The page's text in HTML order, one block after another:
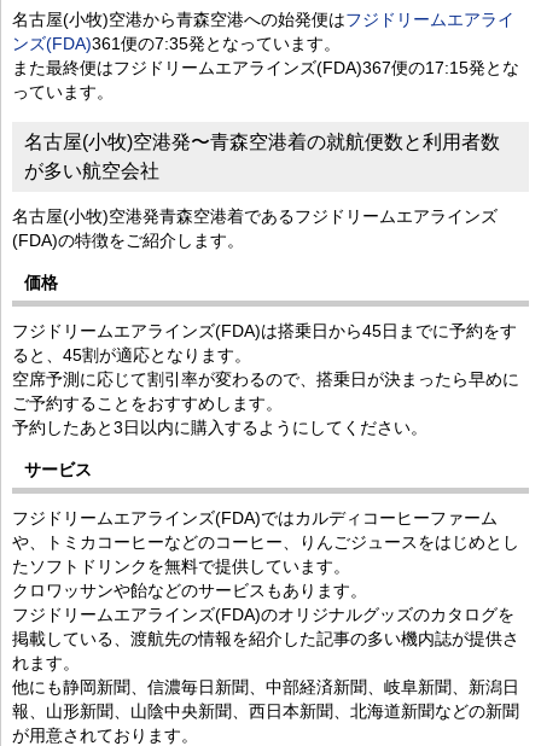
名古屋(小牧)空港から青森空港への始発便はフジドリームエアライ
ンズ(FDA)361便の7:35発となっています。
また最終便はフジドリームエアラインズ(FDA)367便の17:15発とな
っています。
名古屋(小牧)空港発〜青森空港着の就航便数と利用者数
が多い航空会社
名古屋(小牧)空港発青森空港着であるフジドリームエアラインズ
(FDA)の特徴をご紹介します。
価格
フジドリームエアラインズ(FDA)は搭乗日から45日までに予約をす
ると、45割が適応となります。
空席予測に応じて割引率が変わるので、搭乗日が決まったら早めに
ご予約することをおすすめします。
予約したあと3日以内に購入するようにしてください。
サービス
フジドリームエアラインズ(FDA)ではカルディコーヒーファーム
や、トミカコーヒーなどのコーヒー、りんごジュースをはじめとし
たソフトドリンクを無料で提供しています。
クロワッサンや飴などのサービスもあります。
フジドリームエアラインズ(FDA)のオリジナルグッズのカタログを
掲載している、渡航先の情報を紹介した記事の多い機内誌が提供さ
れます。
他にも静岡新聞、信濃毎日新聞、中部経済新聞、岐阜新聞、新潟日
報、山形新聞、山陰中央新聞、西日本新聞、北海道新聞などの新聞
が用意されております。